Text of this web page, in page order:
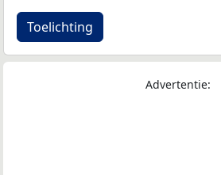
Toelichting
Advertentie: